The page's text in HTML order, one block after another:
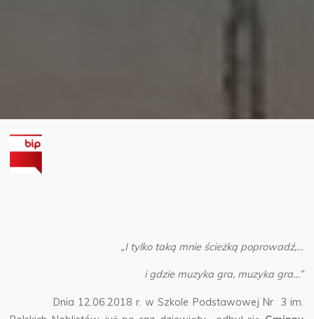
„I tylko taką mnie ścieżką poprowadź,…
i gdzie muzyka gra, muzyka gra…”
Dnia 12.06.2018 r. w Szkole Podstawowej Nr 3 im.